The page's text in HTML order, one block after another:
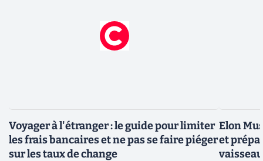
Voyager à l'étranger : le guide pour limiter
les frais bancaires et ne pas se faire piéger
sur les taux de change
Elon
et